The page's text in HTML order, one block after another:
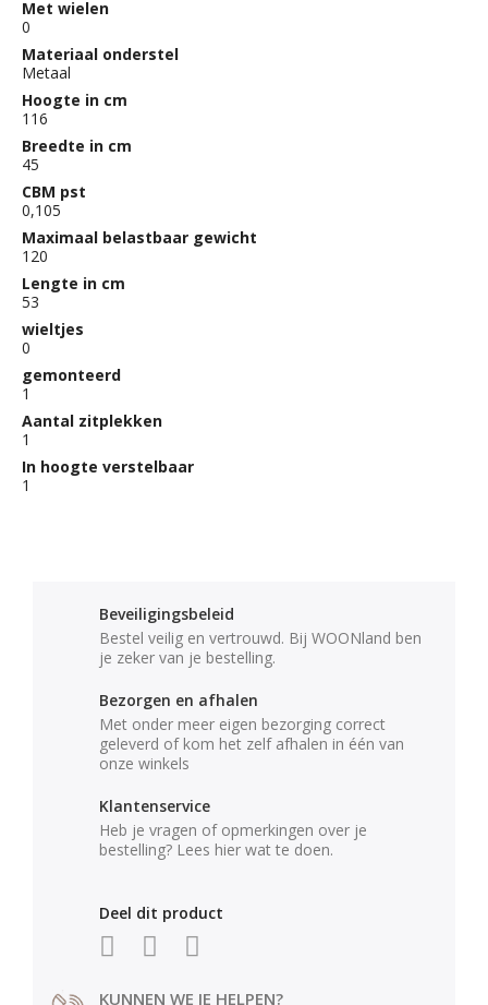
Met wielen
0
Materiaal onderstel
Metaal
Hoogte in cm
116
Breedte in cm
45
CBM pst
0,105
Maximaal belastbaar gewicht
120
Lengte in cm
53
wieltjes
0
gemonteerd
1
Aantal zitplekken
1
In hoogte verstelbaar
1
Beveiligingsbeleid
Bestel veilig en vertrouwd. Bij WOONland ben
je zeker van je bestelling.
Bezorgen en afhalen
Met onder meer eigen bezorging correct
geleverd of kom het zelf afhalen in één van
onze winkels
Klantenservice
Heb je vragen of opmerkingen over je
bestelling? Lees hier wat te doen.
Deel dit product
KUNNEN WE JE HELPEN?